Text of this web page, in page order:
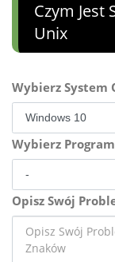
Czym Jest
Unix
Wybierz System
Wybierz
Opisz Swój